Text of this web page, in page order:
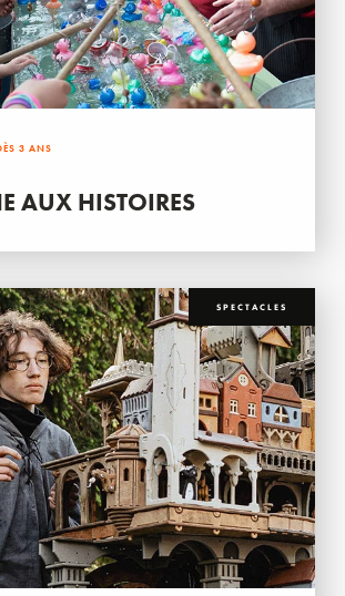
3 ANS
AUX HISTOIRES
SPECTACLES